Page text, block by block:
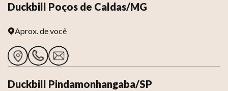
Duckbill Poços de Caldas/MG
Aprox.de você
Duckbill Pindamonhangaba/SP